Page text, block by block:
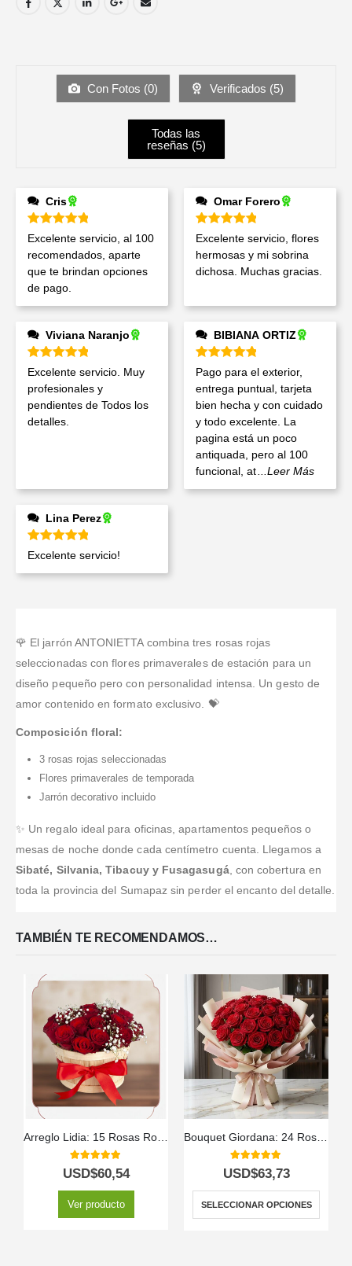
Con Fotos (0) Verificados (5)
Todas las
reseñas (5)
Cris
Valorado en 5 de 5
Excelente servicio, al 100
recomendados, aparte
que te brindan opciones
de pago.
Omar Forero
Valorado en 5 de 5
Excelente servicio, flores
hermosas y mi sobrina
dichosa. Muchas gracias.
Viviana Naranjo
Valorado en 5 de 5
Excelente servicio. Muy
profesionales y
pendientes de Todos los
detalles.
BIBIANA ORTIZ
Valorado en de 5
Pago para el exterior,
entrega puntual, tarjeta
bien hecha y con cuidado
y todo excelente. La
pagina está un poco
antiquada, pero al 100
funcional, at
...Leer Más
Lina Perez
Valorado en 5 de 5
Excelente servicio!
🌹 El jarrón ANTONIETTA combina tres rosas rojas
seleccionadas con flores primaverales de estación para un
diseño pequeño pero con personalidad intensa. Un gesto de
amor contenido en formato exclusivo. 💝
Composición floral:
3 rosas rojas seleccionadas
Flores primaverales de temporada
Jarrón decorativo incluido
✨ Un regalo ideal para oficinas, apartamentos pequeños o
mesas de noche donde cada centímetro cuenta. Llegamos a
Sibaté, Silvania, Tibacuy y Fusagasugá, con cobertura en
toda la provincia del Sumapaz sin perder el encanto del detalle.
TAMBIÉN TE RECOMENDAMOS…
5.00 out of 5
USD$60,54
Ver producto
5.00 out of 5
USD$63,73
SELECCIONAR OPCIONES